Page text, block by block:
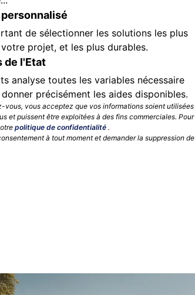
de sélectionner les solutions les plus
projet, et les plus durables.
de l'Etat
analyse toutes les variables nécessaire
précisément les aides disponibles.
vous, vous acceptez que vos informations soient utilisées
et puissent être exploitées à des fins commerciales. Pour
politique de confidentialité .
à tout moment et demander la suppression de